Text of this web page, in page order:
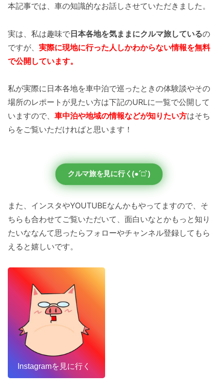
本記事では、車の知識的なお話しさせていただきました。
実は、私は趣味で日本各地を気ままにクルマ旅しているの
ですが、 実際に現地に行った人しかわからない情報を無料
で公開しています。
私が実際に日本各地を車中泊で巡ったときの体験談やその
場所のレポートが見たい方は下記のURLに一覧で公開して
いますので、 車中泊や地域の情報などが知りたい方はそち
らをご覧いただければと思います！
クルマ旅を見に行く(●´□`)
また、インスタやYOUTUBEなんかもやってますので、そ
ちらも合わせてご覧いただいて、面白いなとかもっと知り
たいななんて思ったらフォローやチャンネル登録してもら
えると嬉しいです。
Instagramを見に行く